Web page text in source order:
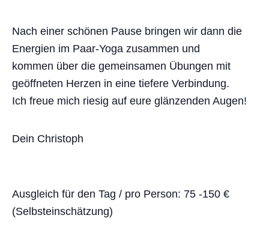
Nach einer schönen Pause bringen wir dann die
Energien im Paar-Yoga zusammen und
kommen über die gemeinsamen Übungen mit
geöffneten Herzen in eine tiefere Verbindung.
Ich freue mich riesig auf eure glänzenden Augen!
Dein Christoph
Ausgleich für den Tag / pro Person: 75 -150 €
(Selbsteinschätzung)